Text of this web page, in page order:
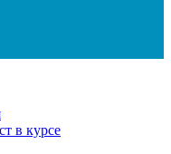
в курсе